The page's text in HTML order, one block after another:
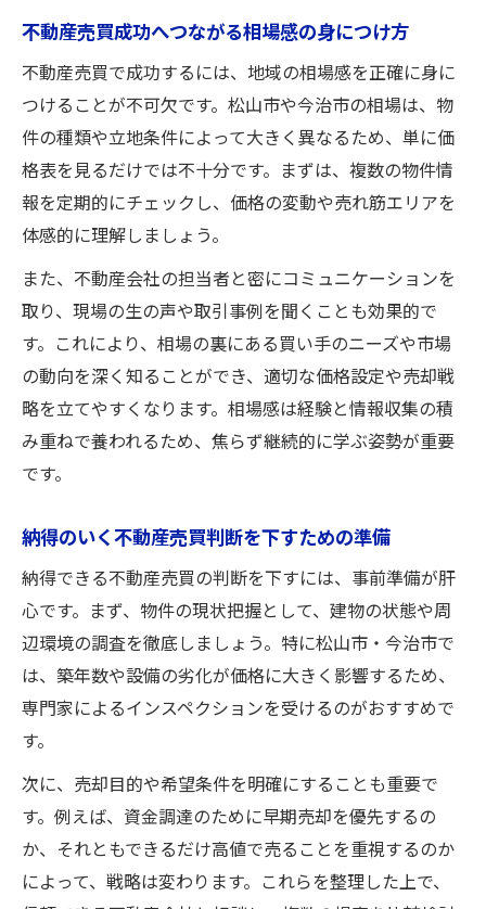
ト
不動産売買で選ばれる物件の条件を分析す
る
買い手の視点を活かした不動産売買戦術
不動産売買で信頼される情報開示のポイン
ト
不動産会社と信頼築く売却術まとめ
不動産売買で信頼関係を深めるコミュニケ
ーション術
不動産売買のパートナー選びで重要な視点
納得できる不動産売買のための相談方法
不動産売買でトラブルを回避する連携のコ
ツ
不動産売買成功へつながる相場感の身につけ方
不動産売買で成功するには、地域の相場感を正確に身に
つけることが不可欠です。松山市や今治市の相場は、物
件の種類や立地条件によって大きく異なるため、単に価
格表を見るだけでは不十分です。まずは、複数の物件情
報を定期的にチェックし、価格の変動や売れ筋エリアを
体感的に理解しましょう。
また、不動産会社の担当者と密にコミュニケーションを
取り、現場の生の声や取引事例を聞くことも効果的で
す。これにより、相場の裏にある買い手のニーズや市場
の動向を深く知ることができ、適切な価格設定や売却戦
略を立てやすくなります。相場感は経験と情報収集の積
み重ねで養われるため、焦らず継続的に学ぶ姿勢が重要
です。
納得のいく不動産売買判断を下すための準備
納得できる不動産売買の判断を下すには、事前準備が肝
心です。まず、物件の現状把握として、建物の状態や周
辺環境の調査を徹底しましょう。特に松山市・今治市で
は、築年数や設備の劣化が価格に大きく影響するため、
専門家によるインスペクションを受けるのがおすすめで
す。
次に、売却目的や希望条件を明確にすることも重要で
す。例えば、資金調達のために早期売却を優先するの
か、それともできるだけ高値で売ることを重視するのか
によって、戦略は変わります。これらを整理した上で、